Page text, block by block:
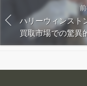
ハリーウィンスト
買取市場での驚異